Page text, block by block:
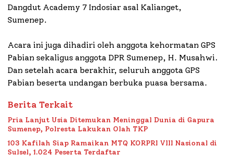
Dangdut Academy 7 Indosiar asal Kalianget,
Sumenep.
Acara ini juga dihadiri oleh anggota kehormatan GPS
Pabian sekaligus anggota DPR Sumenep, H. Musahwi.
Dan setelah acara berakhir, seluruh anggota GPS
Pabian beserta undangan berbuka puasa bersama.
Berita Terkait
Pria Lanjut Usia Ditemukan Meninggal Dunia di Gapura
Sumenep, Polresta Lakukan Olah TKP
103 Kafilah Siap Ramaikan MTQ KORPRI VIII Nasional di
Sulsel, 1.024 Peserta Terdaftar